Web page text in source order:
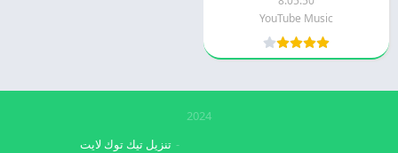
YouTube Music
2024
تنزيل تيك توك لايت